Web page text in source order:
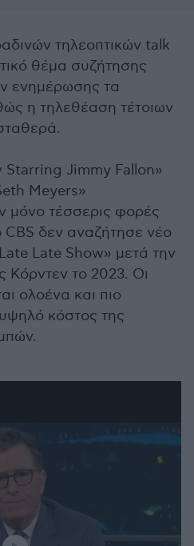
τηλεοπτικών talk
θέμα συζήτησης
ενημέρωσης τα
η τηλεθέαση τέτοιων
Starring Jimmy Fallon»
Meyers»
μόνο τέσσερις φορές
δεν αναζήτησε νέο
Late Show» μετά την
Κόρντεν το 2023. Οι
ολοένα και πιο
κόστος της